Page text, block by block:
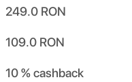
249.0 RON
109.0 RON
10 %cashback